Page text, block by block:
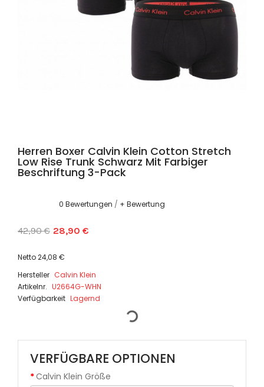
Herren Boxer Calvin Klein Cotton Stretch
Low Rise Trunk Schwarz Mit Farbiger
Beschriftung 3-Pack
0 Bewertungen / + Bewertung
42,90 € 28,90 €
Netto 24,08 €
Hersteller Calvin Klein
Artikelnr. U2664G-WHN
Verfügbarkeit Lagernd
VERFÜGBARE OPTIONEN
Calvin Klein Größe